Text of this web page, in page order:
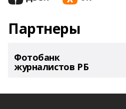
Партнеры
Фотобанк
журналистов РБ